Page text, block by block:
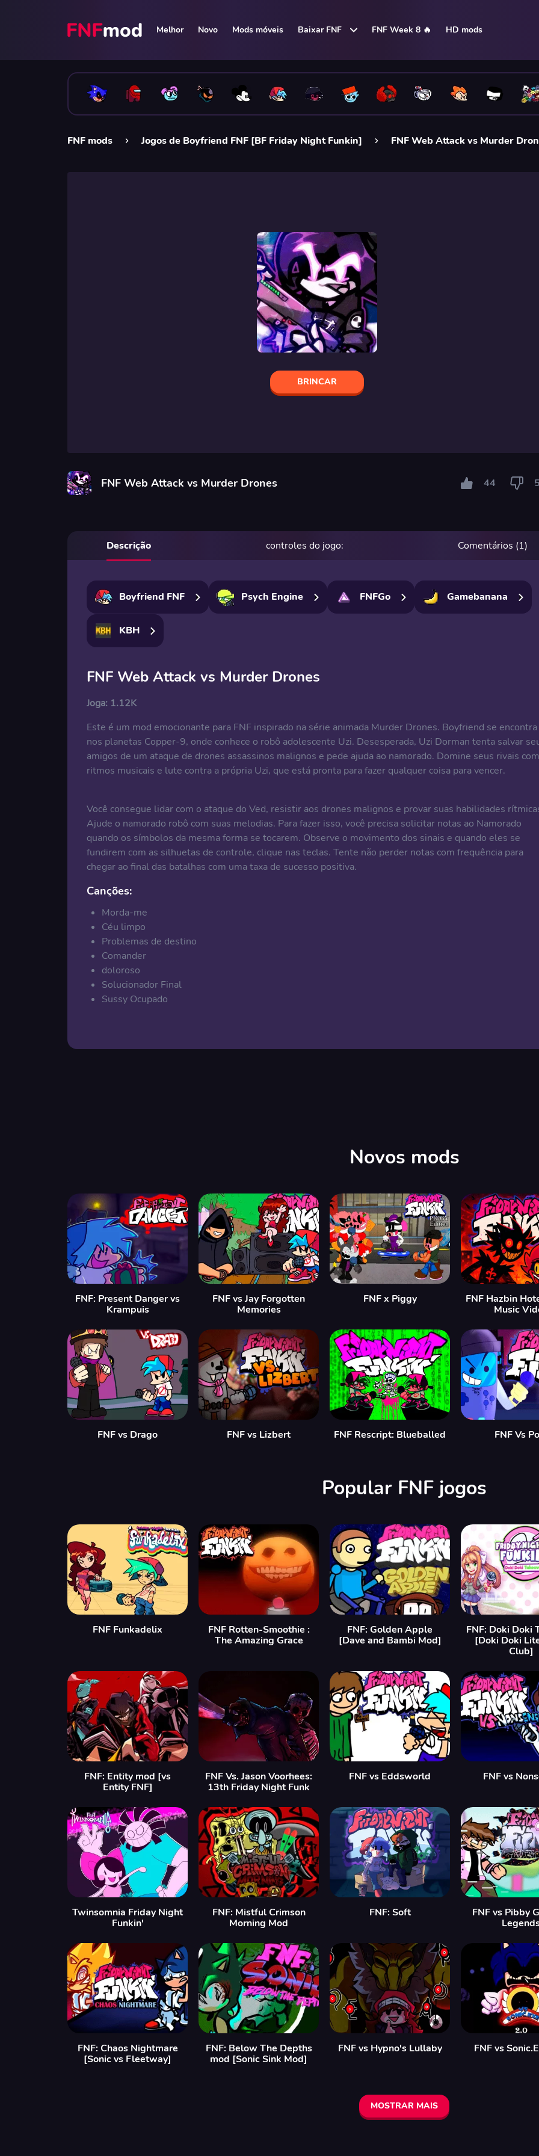
Melhor Novo Mods móveis Baixar FNF FNF Week 8 🔥 HD mods
FNF mods Jogos de Boyfriend FNF [BF Friday Night Funkin] FNF Web Attack vs Murder
BRINCAR
FNF Web Attack vs Murder Drones 44
Descrição controles do jogo: Comentários (1)
Boyfriend FNF Psych Engine FNFGo Gamebanana
KBH
FNF Web Attack vs Murder Drones
Joga: 1.12K
Este é um mod emocionante para FNF inspirado na série animada Murder Drones. Boyfriend se encontra
nos planetas Copper-9, onde conhece o robô adolescente Uzi. Desesperada, Uzi Dorman tenta salvar
amigos de um ataque de drones assassinos malignos e pede ajuda ao namorado. Domine seus rivais com
ritmos musicais e lute contra a própria Uzi, que está pronta para fazer qualquer coisa para vencer.
Você consegue lidar com o ataque do Ved, resistir aos drones malignos e provar suas habilidades
Ajude o namorado robô com suas melodias. Para fazer isso, você precisa solicitar notas ao Namorado
quando os símbolos da mesma forma se tocarem. Observe o movimento dos sinais e quando eles se
fundirem com as silhuetas de controle, clique nas teclas. Tente não perder notas com frequência para
chegar ao final das batalhas com uma taxa de sucesso positiva.
Canções:
Morda-me
Céu limpo
Problemas de destino
Comander
doloroso
Solucionador Final
Sussy Ocupado
Novos mods
FNF: Present Danger vs
Krampuis
FNF vs Jay Forgotten
Memories
FNF x Piggy
FNF Hazbin
Music
FNF vs Drago FNF vs Lizbert FNF Rescript: Blueballed FNF Vs
Popular FNF jogos
FNF Funkadelix
FNF Rotten-Smoothie :
The Amazing Grace
FNF: Golden Apple
[Dave and Bambi Mod]
FNF: Doki Doki
[Doki Doki
Club]
FNF: Entity mod [vs
Entity FNF]
FNF Vs. Jason Voorhees:
13th Friday Night Funk
FNF vs Eddsworld FNF vs
Twinsomnia Friday Night
Funkin'
FNF: Mistful Crimson
Morning Mod
FNF: Soft
FNF vs Pibby
FNF: Chaos Nightmare
[Sonic vs Fleetway]
FNF: Below The Depths
mod [Sonic Sink Mod]
FNF vs Hypno's Lullaby FNF vs
MOSTRAR MAIS